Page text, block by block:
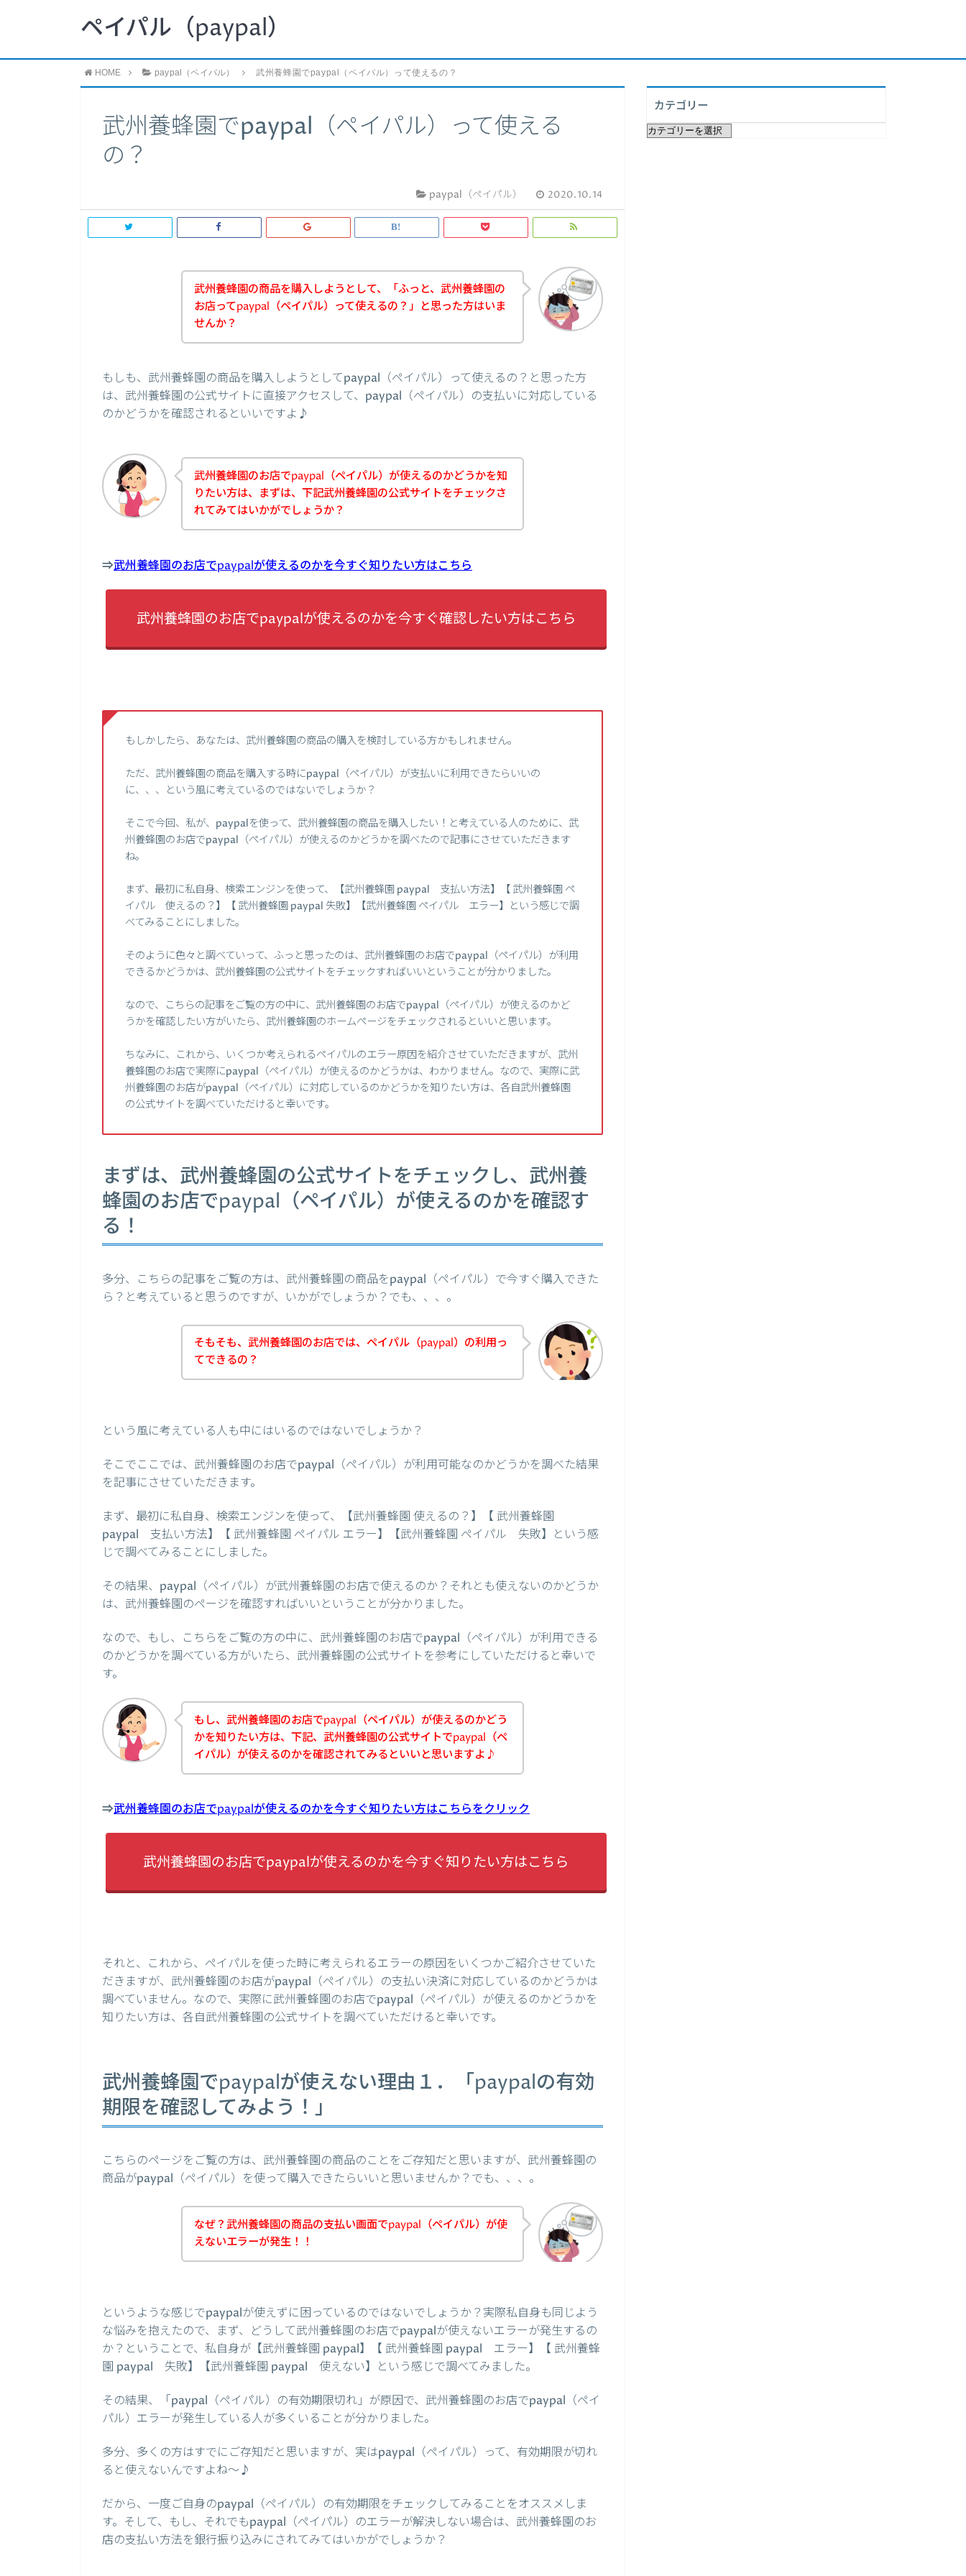
ペイパル（paypal）
HOME paypal（ペイパル） 武州養蜂園でpaypal（ペイパル）って使えるの？
武州養蜂園でpaypal（ペイパル）って使える
の？
paypal（ペイパル） 2020.10.14
武州養蜂園の商品を購入しようとして、「ふっと、武州養蜂園の
お店ってpaypal（ペイパル）って使えるの？」と思った方はいま
せんか？
もしも、武州養蜂園の商品を購入しようとしてpaypal（ペイパル）って使えるの？と思った方
は、武州養蜂園の公式サイトに直接アクセスして、paypal（ペイパル）の支払いに対応している
のかどうかを確認されるといいですよ♪
武州養蜂園のお店でpaypal（ペイパル）が使えるのかどうかを知
りたい方は、まずは、下記武州養蜂園の公式サイトをチェックさ
れてみてはいかがでしょうか？
⇒武州養蜂園のお店でpaypalが使えるのかを今すぐ知りたい方はこちら
武州養蜂園のお店でpaypalが使えるのかを今すぐ確認したい方はこちら
もしかしたら、あなたは、武州養蜂園の商品の購入を検討している方かもしれません。
ただ、武州養蜂園の商品を購入する時にpaypal（ペイパル）が支払いに利用できたらいいの
に、、、という風に考えているのではないでしょうか？
そこで今回、私が、paypalを使って、武州養蜂園の商品を購入したい！と考えている人のために、武
州養蜂園のお店でpaypal（ペイパル）が使えるのかどうかを調べたので記事にさせていただきます
ね。
まず、最初に私自身、検索エンジンを使って、【武州養蜂園 paypal 支払い方法】【 武州養蜂園 ペ
イパル 使えるの？】【 武州養蜂園 paypal 失敗】【武州養蜂園 ペイパル エラー】という感じで調
べてみることにしました。
そのように色々と調べていって、ふっと思ったのは、武州養蜂園のお店でpaypal（ペイパル）が利用
できるかどうかは、武州養蜂園の公式サイトをチェックすればいいということが分かりました。
なので、こちらの記事をご覧の方の中に、武州養蜂園のお店でpaypal（ペイパル）が使えるのかど
うかを確認したい方がいたら、武州養蜂園のホームページをチェックされるといいと思います。
ちなみに、これから、いくつか考えられるペイパルのエラー原因を紹介させていただきますが、武州
養蜂園のお店で実際にpaypal（ペイパル）が使えるのかどうかは、わかりません。なので、実際に武
州養蜂園のお店がpaypal（ペイパル）に対応しているのかどうかを知りたい方は、各自武州養蜂園
の公式サイトを調べていただけると幸いです。
まずは、武州養蜂園の公式サイトをチェックし、武州養
蜂園のお店でpaypal（ペイパル）が使えるのかを確認す
る！
多分、こちらの記事をご覧の方は、武州養蜂園の商品をpaypal（ペイパル）で今すぐ購入できた
ら？と考えていると思うのですが、いかがでしょうか？でも、、、。
そもそも、武州養蜂園のお店では、ペイパル（paypal）の利用っ
てできるの？
という風に考えている人も中にはいるのではないでしょうか？
そこでここでは、武州養蜂園のお店でpaypal（ペイパル）が利用可能なのかどうかを調べた結果
を記事にさせていただきます。
まず、最初に私自身、検索エンジンを使って、【武州養蜂園 使えるの？】【 武州養蜂園
paypal 支払い方法】【 武州養蜂園 ペイパル エラー】【武州養蜂園 ペイパル 失敗】という感
じで調べてみることにしました。
その結果、paypal（ペイパル）が武州養蜂園のお店で使えるのか？それとも使えないのかどうか
は、武州養蜂園のページを確認すればいいということが分かりました。
なので、もし、こちらをご覧の方の中に、武州養蜂園のお店でpaypal（ペイパル）が利用できる
のかどうかを調べている方がいたら、武州養蜂園の公式サイトを参考にしていただけると幸いで
す。
もし、武州養蜂園のお店でpaypal（ペイパル）が使えるのかどう
かを知りたい方は、下記、武州養蜂園の公式サイトでpaypal（ペ
イパル）が使えるのかを確認されてみるといいと思いますよ♪
⇒武州養蜂園のお店でpaypalが使えるのかを今すぐ知りたい方はこちらをクリック
武州養蜂園のお店でpaypalが使えるのかを今すぐ知りたい方はこちら
それと、これから、ペイパルを使った時に考えられるエラーの原因をいくつかご紹介させていた
だきますが、武州養蜂園のお店がpaypal（ペイパル）の支払い決済に対応しているのかどうかは
調べていません。なので、実際に武州養蜂園のお店でpaypal（ペイパル）が使えるのかどうかを
知りたい方は、各自武州養蜂園の公式サイトを調べていただけると幸いです。
武州養蜂園でpaypalが使えない理由１．「paypalの有効
期限を確認してみよう！」
こちらのページをご覧の方は、武州養蜂園の商品のことをご存知だと思いますが、武州養蜂園の
商品がpaypal（ペイパル）を使って購入できたらいいと思いませんか？でも、、、。
なぜ？武州養蜂園の商品の支払い画面でpaypal（ペイパル）が使
えないエラーが発生！！
というような感じでpaypalが使えずに困っているのではないでしょうか？実際私自身も同じよう
な悩みを抱えたので、まず、どうして武州養蜂園のお店でpaypalが使えないエラーが発生するの
か？ということで、私自身が【武州養蜂園 paypal】【 武州養蜂園 paypal エラー】【 武州養蜂
園 paypal 失敗】【武州養蜂園 paypal 使えない】という感じで調べてみました。
その結果、「paypal（ペイパル）の有効期限切れ」が原因で、武州養蜂園のお店でpaypal（ペイ
パル）エラーが発生している人が多くいることが分かりました。
多分、多くの方はすでにご存知だと思いますが、実はpaypal（ペイパル）って、有効期限が切れ
ると使えないんですよね～♪
だから、一度ご自身のpaypal（ペイパル）の有効期限をチェックしてみることをオススメしま
す。そして、もし、それでもpaypal（ペイパル）のエラーが解決しない場合は、武州養蜂園のお
店の支払い方法を銀行振り込みにされてみてはいかがでしょうか？
カテゴリー